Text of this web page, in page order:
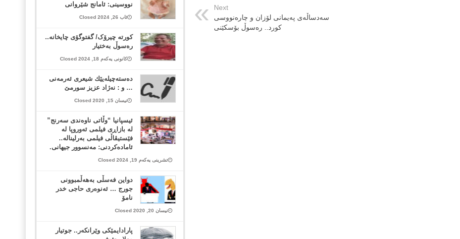
Next
سەدساڵەی په‌یمانی لۆزان و چارەنووسی
كورد.. رەسوڵ بۆسكێنی
نووسینی:‌ ئامانج شێروانی
ئاب 26, 2024 Closed
کورتە چیرۆک/ گفتوگۆی چایخانە..
رەسوڵ بەختیار
کانونی یەکەم 18, 2024 Closed
ده‌سته‌چیله‌یێك شیعری ئه‌رمه‌نی
… و : نه‌ژاد عزیز سورمێ
نیسان 15, 2020 Closed
ئیسپانیا “وڵاتی‌ ناوه‌ندی سه‌رنج”
لە بازاڕی فیلمی ئه‌وروپا له
فێستیڤاڵی فیلمی بەرلیناله..
ئامادەکردنی: مەنسوور جیهانی.
تشرینی یەکەم 19, 2024 Closed
دواین فەسڵی بەهەڵمبوونی
جورج … ئەنوەری حاجی خدر
نامۆ
نیسان 20, 2020 Closed
پارادایمێکی وێرانکەر.. جوتیار